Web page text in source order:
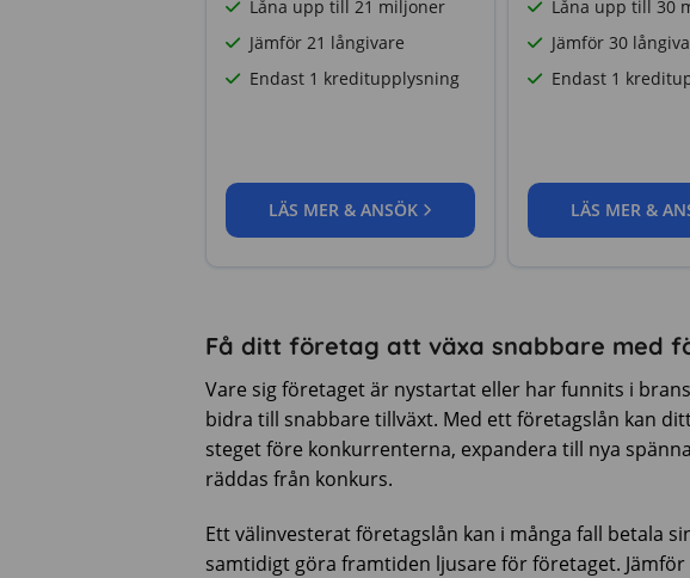
Låna upp till 21 miljoner
Jämför 21 långivare
Endast 1 kreditupplysning
LÄS MER & ANSÖK
Låna upp till 30
Jämför 30
Endast 1
LÄS MER &
Få ditt företag att växa snabbare med
Vare sig företaget är nystartat eller har funnits i
bidra till snabbare tillväxt. Med ett företagslån kan
steget före konkurrenterna, expandera till nya
räddas från konkurs.
Ett välinvesterat företagslån kan i många fall betala
samtidigt göra framtiden ljusare för företaget.